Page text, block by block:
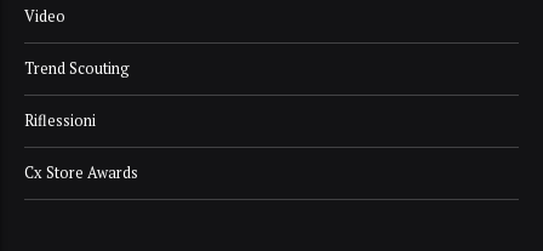
Video
Trend Scouting
Riflessioni
Cx Store Awards